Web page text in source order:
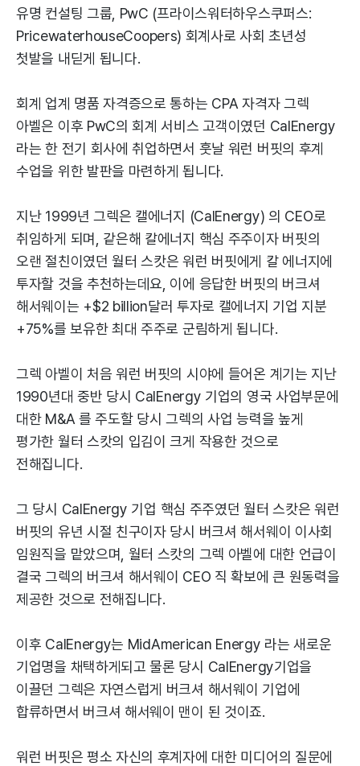
유명 컨설팅 그룹, PwC (프라이스워터하우스쿠퍼스:
PricewaterhouseCoopers) 회계사로 사회 초년성
첫발을 내딛게 됩니다.
회계 업계 명품 자격증으로 통하는 CPA 자격자 그렉
아벨은 이후 PwC의 회계 서비스 고객이였던 CalEnergy
라는 한 전기 회사에 취업하면서 훗날 워런 버핏의 후계
수업을 위한 발판을 마련하게 됩니다.
지난 1999년 그렉은 캘에너지 (CalEnergy) 의 CEO로
취임하게 되며, 같은해 칼에너지 핵심 주주이자 버핏의
오랜 절친이였던 월터 스캇은 워런 버핏에게 칼 에너지에
투자할 것을 추천하는데요, 이에 응답한 버핏의 버크셔
해서웨이는 +$2 billion달러 투자로 캘에너지 기업 지분
+75%를 보유한 최대 주주로 군림하게 됩니다.
그렉 아벨이 처음 워런 버핏의 시야에 들어온 계기는 지난
1990년대 중반 당시 CalEnergy 기업의 영국 사업부문에
대한 M&A 를 주도할 당시 그렉의 사업 능력을 높게
평가한 월터 스캇의 입김이 크게 작용한 것으로
전해집니다.
그 당시 CalEnergy 기업 핵심 주주였던 월터 스캇은 워런
버핏의 유년 시절 친구이자 당시 버크셔 해서웨이 이사회
임원직을 맡았으며, 월터 스캇의 그렉 아벨에 대한 언급이
결국 그렉의 버크셔 해서웨이 CEO 직 확보에 큰 원동력을
제공한 것으로 전해집니다.
이후 CalEnergy는 MidAmerican Energy 라는 새로운
기업명을 채택하게되고 물론 당시 CalEnergy기업을
이끌던 그렉은 자연스럽게 버크셔 해서웨이 기업에
합류하면서 버크셔 해서웨이 맨이 된 것이죠.
워런 버핏은 평소 자신의 후계자에 대한 미디어의 질문에